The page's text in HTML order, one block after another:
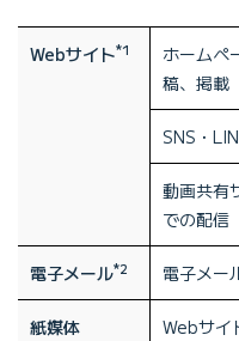
Webサイト*1
ホームペ
稿、掲載
SNS・
動画共有
での配信
電子メール*2 電子メー
紙媒体
Webサイ